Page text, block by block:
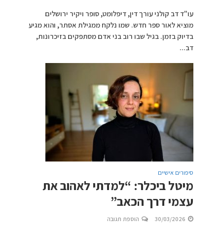
עו"ד דב קולני עורך דין, דיפלומט, סופר ויקיר ירושלים
מוציא לאור ספר חדש. שמו נלקח ממגילת אסתר, והוא מגיע
בדיוק בזמן. בגיל שבו רוב בני אדם מסתפקים בזיכרונות,
דב...
סיפורים אישיים
מיטל ביכלר: “למדתי לאהוב את
עצמי דרך הכאב”
30/03/2026 הוספת תגובה